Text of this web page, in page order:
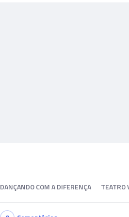
DANÇANDO COM A DIFERENÇA TEATRO